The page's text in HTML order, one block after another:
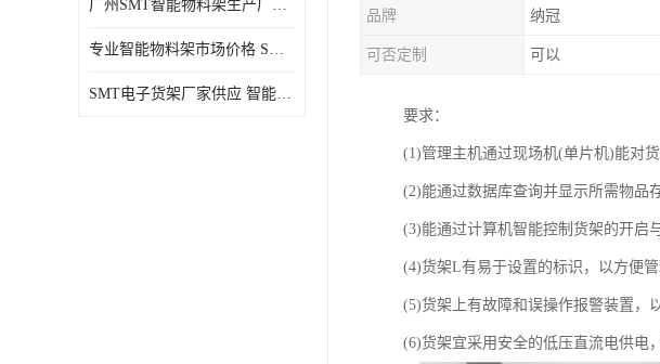
广州SMT智能物料架生产厂家 智能物料架设计定制
专业智能物料架市场价格 SMT智能物料架供应厂家
SMT电子货架厂家供应 智能电子货架现货直销
品牌 纳冠
可否定制 可以
要求：
(1)管理主机通过现场机(单片机)能对
(2)能通过数据库查询并显示所需物品
(3)能通过计算机智能控制货架的开启
(4)货架L有易于设置的标识，以方便
(5)货架上有故障和误操作报警装置，
(6)货架宜采用安全的低压直流电供电